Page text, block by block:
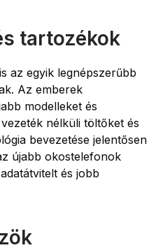
tartozékok
az egyik legnépszerűbb
Az emberek
modelleket és
nélküli töltőket és
bevezetése jelentősen
újabb okostelefonok
és jobb